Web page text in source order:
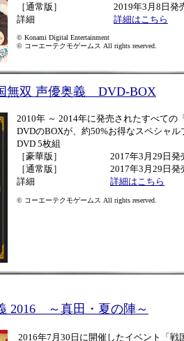
［通常版］
2019年3月8日発
詳細
詳細はこちら
© Konami Digital Entertainment
© コーエーテクモゲームス All rights reserved.
無双 声優奥義 DVD-BOX
2010年 ～ 2014年に発売されたすべての
DVDのBOXが、約50%お得なスペシャル
DVD 5枚組
［豪華版］
2017年3月29日発
［通常版］
2017年3月29日発
詳細
詳細はこちら
© コーエーテクモゲームス All rights reserved.
2016 ～真田・夏の陣～
2016年7月30日に開催したイベント「戦